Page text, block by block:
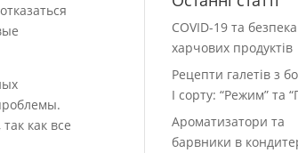
как все
COVID-19 та безпека
харчових продуктів
Рецепти галетів з
І сорту: “Режим” та
Ароматизатори та
барвники в